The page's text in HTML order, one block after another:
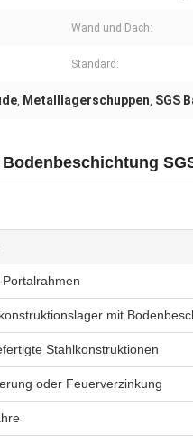
Wand und Dach:
Standard:
, Metalllagerschuppen, SGS
mit
Stahlkonstruktionen
oder Feuerverzinkung